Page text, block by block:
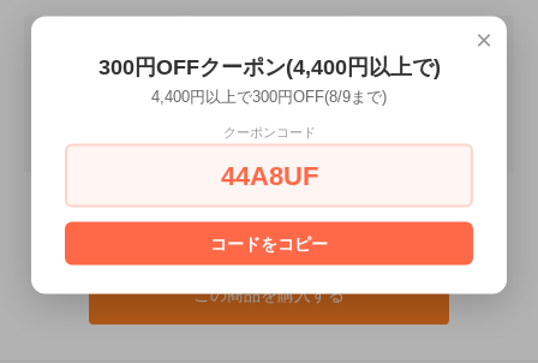
この商品を購入する
×
300円OFFクーポン(4,400円以上で)
4,400円以上で300円OFF(8/9まで)
クーポンコード
44A8UF
コードをコピー